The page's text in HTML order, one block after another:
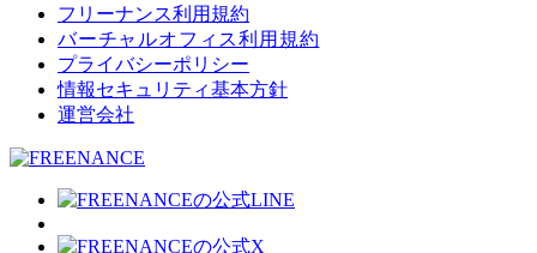
フリーナンス利用規約
バーチャルオフィス利用規約
プライバシーポリシー
情報セキュリティ基本方針
運営会社